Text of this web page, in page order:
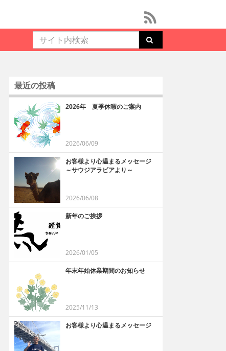
最近の投稿
2026年 夏季休暇のご案内
2026/06/09
お客様より心温まるメッセージ
～サウジアラビアより～
2026/06/08
新年のご挨拶
2026/01/05
年末年始休業期間のお知らせ
2025/11/13
お客様より心温まるメッセージ